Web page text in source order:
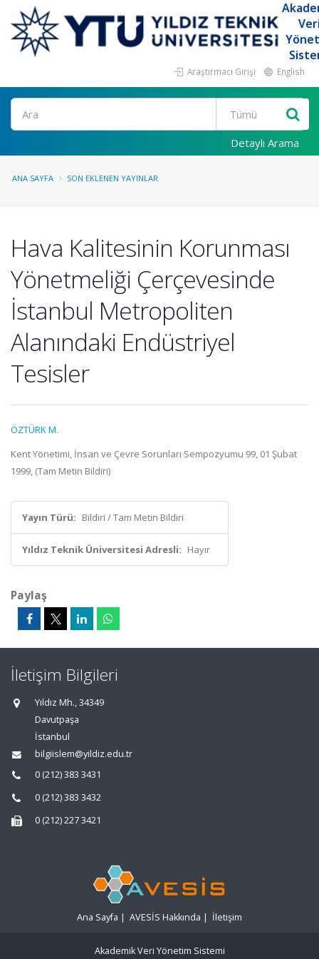
Araştırmacı Girişi English
Ara
Detaylı Arama
ANA SAYFA SON EKLENEN YAYINLAR
Hava Kalitesinin Korunması
Yönetmeliği Çerçevesinde
İstanbul Metropoliten
Alanındaki Endüstriyel
Tesisler
ÖZTÜRK M.
Kent Yönetimi, İnsan ve Çevre Sorunları Sempozyumu 99, 01 Şubat
1999, (Tam Metin Bildiri)
Yayın Türü: Bildiri / Tam Metin Bildiri
Yıldız Teknik Üniversitesi Adresli: Hayır
Paylaş
İletişim Bilgileri
Yıldız Mh., 34349
Davutpaşa
İstanbul
bilgiislem@yildiz.edu.tr
0 (212) 383 3431
0 (212) 383 3432
0 (212) 227 3421
Ana Sayfa | AVESİS Hakkında | İletişim
Akademik Veri Yönetim Sistemi